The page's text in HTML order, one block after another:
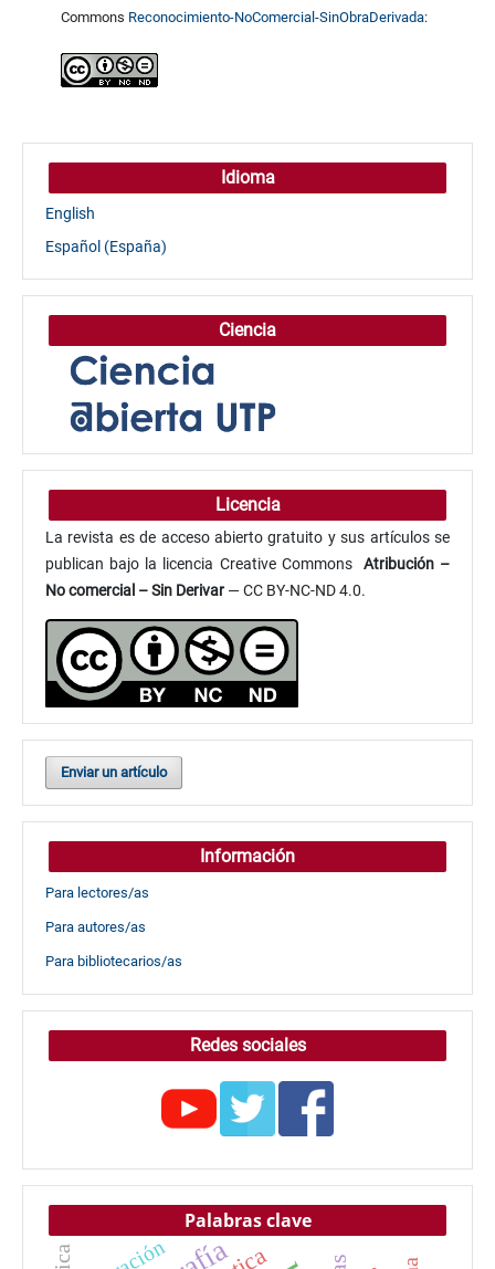
Commons Reconocimiento-NoComercial-SinObraDerivada:
Idioma
English
Español (España)
Ciencia
Licencia
La revista es de acceso abierto gratuito y sus artículos se
publican bajo la licencia Creative Commons
Atribución–
No comercial – Sin Derivar — CC BY-NC-ND 4.0.
Enviar un artículo
Información
Para lectores/as
Para autores/as
Para bibliotecarios/as
Redes sociales
Palabras clave